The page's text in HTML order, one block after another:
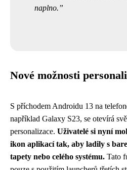
naplno.
Nové možnosti
S příchodem Androidu 13 na
například Galaxy S23, se otevírá
personalizace. Uživatelé si nyní
ikon aplikací tak, aby ladily s
tapety nebo celého systému. Tato